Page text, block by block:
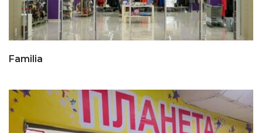
Familia